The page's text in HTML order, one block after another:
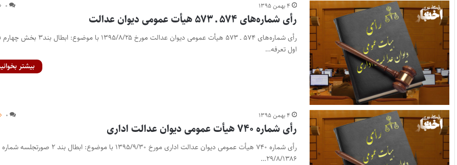
۴ بهمن ۱۳۹۵ ۰
رأی شماره‌های ۵۷۴ ـ ۵۷۳ هیأت عمومی دیوان عدالت
رأی شماره‌های ۵۷۴ ـ ۵۷۳ هیأت عمومی دیوان عدالت مورخ ۱۳۹۵/۸/۲۵ با
اول تعرفه…
بیشتر
۴ بهمن ۱۳۹۵ ۰
رأی شماره ۷۴۰ هیأت عمومی دیوان عدالت اداری
۲۹/۸/۱۳۸۶…